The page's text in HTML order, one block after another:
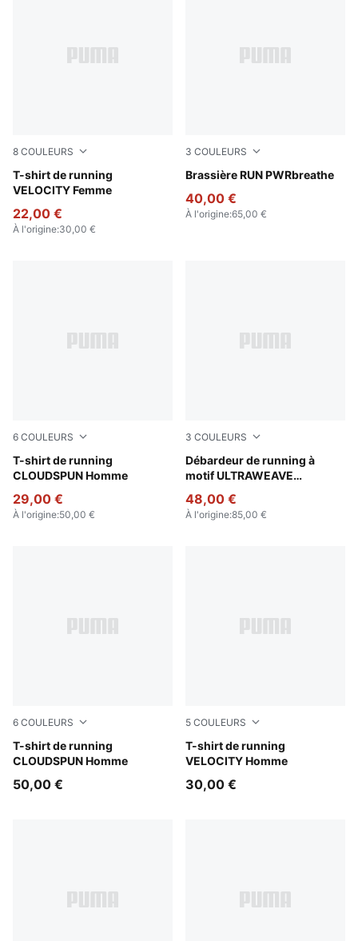
8 COULEURS
T-shirt de running
VELOCITY Femme
Puma White
22,00 €
À l'origine:30,00 €
3 COULEURS
Brassière RUN PWRbreathe
Puma Black
40,00 €
À l'origine:65,00 €
6 COULEURS
T-shirt de running
CLOUDSPUN Homme
Puma White
29,00 €
À l'origine:50,00 €
3 COULEURS
Débardeur de running à
motif ULTRAWEAVE
Poison Pink
48,00 €
À l'origine:85,00 €
6 COULEURS
T-shirt de running
CLOUDSPUN Homme
Créme De Mint
50,00 €
5 COULEURS
T-shirt de running
VELOCITY Homme
Puma Black
30,00 €